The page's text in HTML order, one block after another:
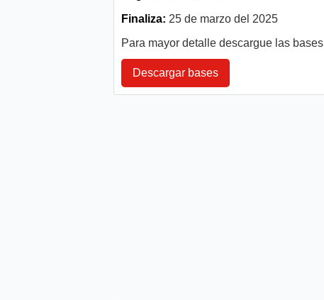
Finaliza: 25 de marzo del 2025
Para mayor detalle descargue las bases
Descargar bases